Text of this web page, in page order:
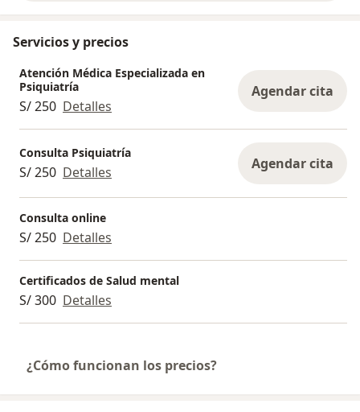
Servicios y precios
Atención Médica Especializada en
Psiquiatría
S/ 250 Detalles
Agendar cita
Consulta Psiquiatría
S/ 250 Detalles Agendar cita
Consulta online
S/ 250 Detalles
Certificados de Salud mental
S/ 300 Detalles
¿Cómo funcionan los precios?